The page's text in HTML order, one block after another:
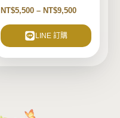
別式米塔】
NT$5,500 – NT$9,500
LINE 訂購
頁
面